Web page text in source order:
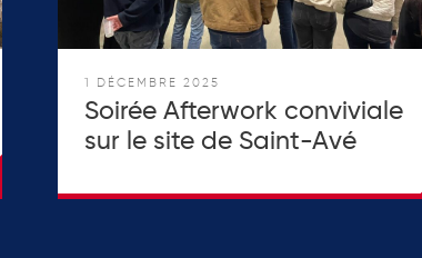
1 DÉCEMBRE 2025
Soirée Afterwork conviviale
sur le site de Saint-Avé